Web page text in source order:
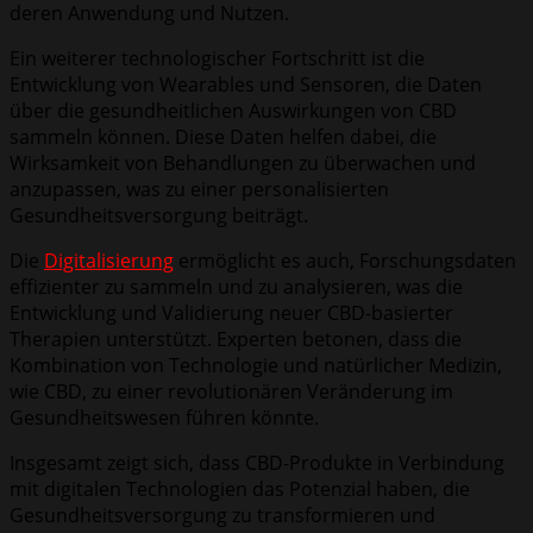
deren Anwendung und Nutzen.
Ein weiterer technologischer Fortschritt ist die
Entwicklung von Wearables und Sensoren, die Daten
über die gesundheitlichen Auswirkungen von CBD
sammeln können. Diese Daten helfen dabei, die
Wirksamkeit von Behandlungen zu überwachen und
anzupassen, was zu einer personalisierten
Gesundheitsversorgung beiträgt.
Die Digitalisierung ermöglicht es auch, Forschungsdaten
effizienter zu sammeln und zu analysieren, was die
Entwicklung und Validierung neuer CBD-basierter
Therapien unterstützt. Experten betonen, dass die
Kombination von Technologie und natürlicher Medizin,
wie CBD, zu einer revolutionären Veränderung im
Gesundheitswesen führen könnte.
Insgesamt zeigt sich, dass CBD-Produkte in Verbindung
mit digitalen Technologien das Potenzial haben, die
Gesundheitsversorgung zu transformieren und